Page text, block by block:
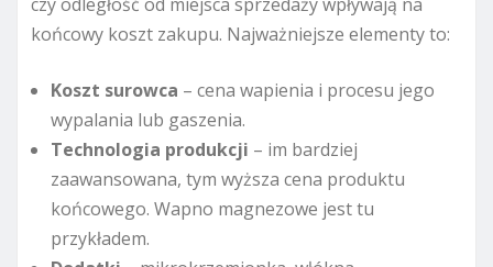
końcowy koszt zakupu. Najważniejsze elementy to:
Koszt surowca – cena wapienia i procesu jego
wypalania lub gaszenia.
Technologia produkcji – im bardziej
zaawansowana, tym wyższa cena produktu
końcowego. Wapno magnezowe jest tu
przykładem.